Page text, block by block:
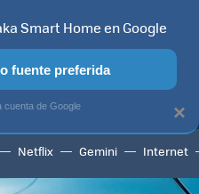
NUEVO
TV
Netflix Gemini Internet
×
Smart Home en Google
fuente preferida
cuenta de Google